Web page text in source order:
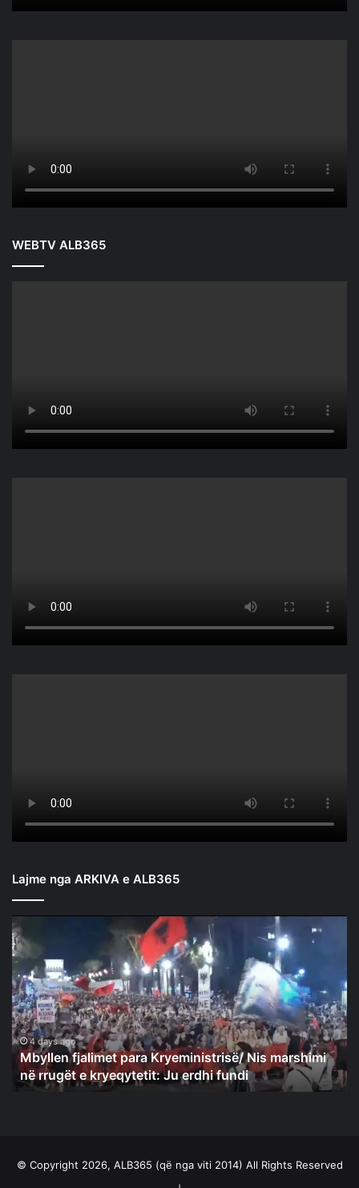
WEBTV ALB365
Lajme nga ARKIVA e ALB365
Mbyllen
fjalimet
para
Kryeministrisë/
Nis
marshimi
në
rrugët
kryeqytetit:
4 days ago
Mbyllen fjalimet para Kryeministrisë/ Nis marshimi
në rrugët e kryeqytetit: Ju erdhi fundi
© Copyright 2026, ALB365 (që nga viti 2014) All Rights Reserved